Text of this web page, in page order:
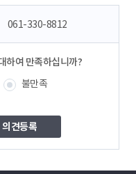
061-330-8812
하여 만족하십니까?
불만족